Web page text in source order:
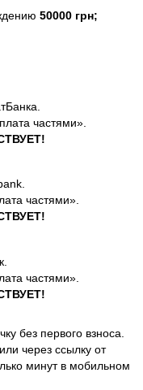
50000 грн;
частями».
частями».
частями».
без первого взноса.
через ссылку от
минут в мобильном